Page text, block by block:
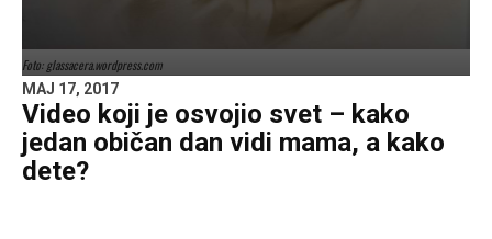
Foto: glassacera.wordpress.com
MAJ 17, 2017
Video koji je osvojio svet – kako
jedan običan dan vidi mama, a kako
dete?